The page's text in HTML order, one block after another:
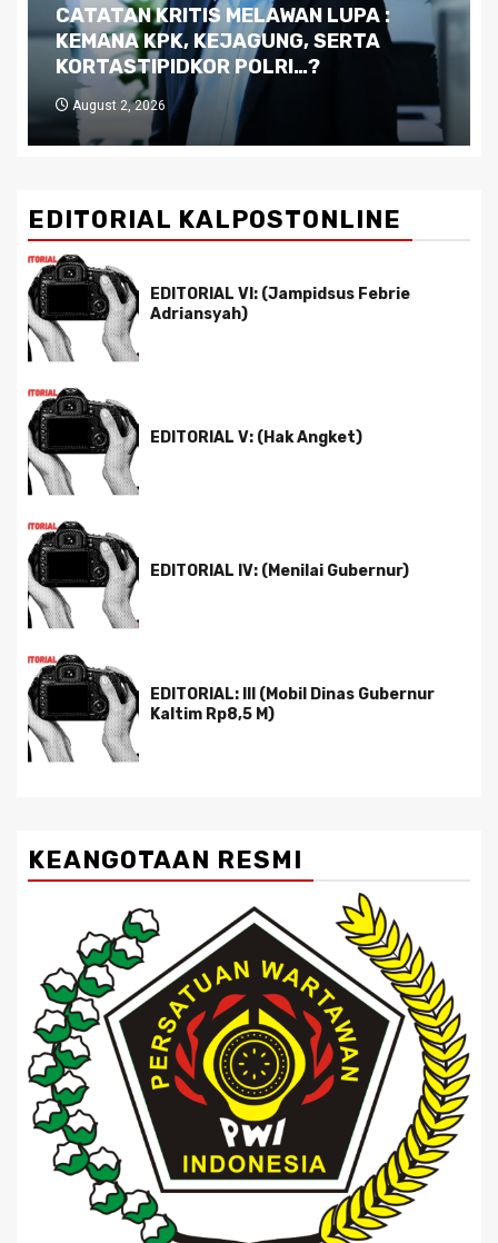
Dilema Kaltim di Tengah Krisis:
Kutukan Sumber Daya Alam dan
Pemimpin yang Tak Kreatif
July 29, 2026
EDITORIAL KALPOSTONLINE
EDITORIAL VI: (Jampidsus Febrie
Adriansyah)
EDITORIAL V: (Hak Angket)
EDITORIAL IV: (Menilai Gubernur)
EDITORIAL: III (Mobil Dinas Gubernur
Kaltim Rp8,5 M)
KEANGOTAAN RESMI